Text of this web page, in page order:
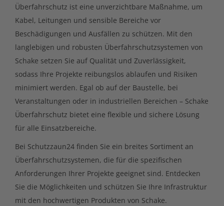
Überfahrschutz ist eine unverzichtbare Maßnahme, um
Kabel, Leitungen und sensible Bereiche vor
Beschädigungen und Ausfällen zu schützen. Mit den
langlebigen und robusten Überfahrschutzsystemen von
Schake setzen Sie auf Qualität und Zuverlässigkeit,
sodass Ihre Projekte reibungslos ablaufen und Risiken
minimiert werden. Egal ob auf der Baustelle, bei
Veranstaltungen oder in industriellen Bereichen – Schake
Überfahrschutz bietet eine flexible und sichere Lösung
für alle Einsatzbereiche.
Bei Schutzzaun24 finden Sie ein breites Sortiment an
Überfahrschutzsystemen, die für die spezifischen
Anforderungen Ihrer Projekte geeignet sind. Entdecken
Sie die Möglichkeiten und schützen Sie Ihre Infrastruktur
mit den hochwertigen Produkten von Schake.